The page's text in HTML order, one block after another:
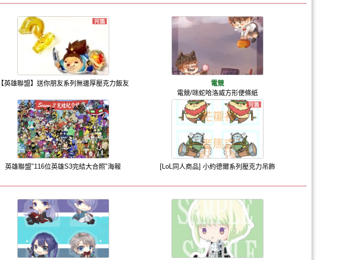
【英雄聯盟】送你朋友系列無邊厚壓克力飯友
電競
電競/咪蛇哈洛威方形便條紙
英雄聯盟"116位英雄S3完結大合照"海報 [LoL同人商品] 小約德爾系列壓克力吊飾